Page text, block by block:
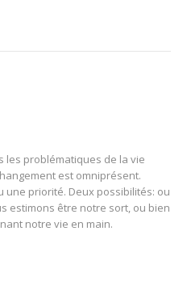
les problématiques de la vie
est omniprésent.
une priorité. Deux possibilités: ou
estimons être notre sort, ou bien
notre vie en main.